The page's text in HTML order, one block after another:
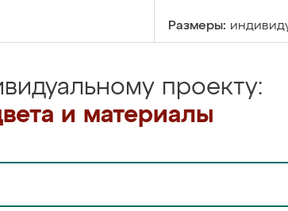
Размеры:
проекту:
и материалы